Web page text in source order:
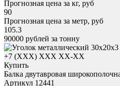
Прогнозная цена за кг, руб
90
Прогнозная цена за метр, руб
105.3
90000 рублей за тонну
+7 (XXX) ХХХ ХХ-ХХ
Купить
Балка двутавровая
Артикул 12441